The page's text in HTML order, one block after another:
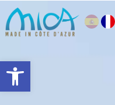
Abrir la barra de herramientas